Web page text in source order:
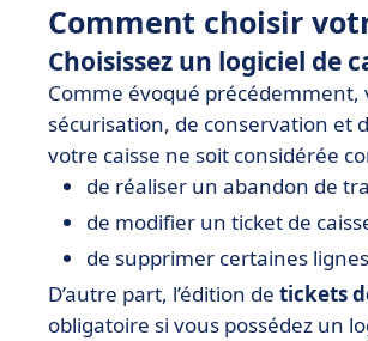
Comment choisir
Choisissez un logiciel de
Comme évoqué précédemment,
sécurisation, de conservation et
votre caisse ne soit considérée
de réaliser un abandon de
de modifier un ticket de
de supprimer certaines
D’autre part, l’édition de tickets
obligatoire si vous possédez un